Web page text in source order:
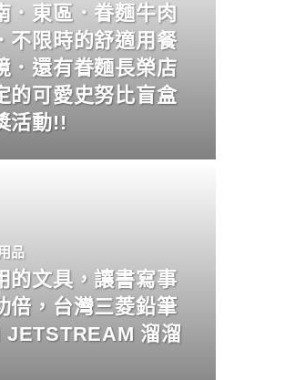
．東區．眷麵牛肉
不限時的舒適用餐
．還有眷麵長榮店
的可愛史努比盲盒
活動!!
品
的文具，讓書寫事
倍，台灣三菱鉛筆
JETSTREAM 溜溜